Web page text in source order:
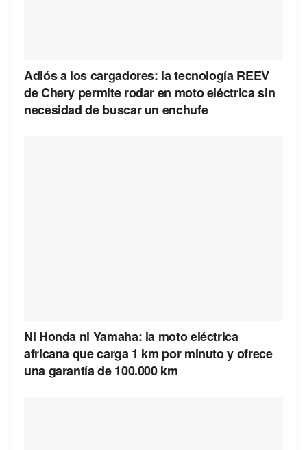
Adiós a los cargadores: la tecnología REEV
de Chery permite rodar en moto eléctrica sin
necesidad de buscar un enchufe
Ni Honda ni Yamaha: la moto eléctrica
africana que carga 1 km por minuto y ofrece
una garantía de 100.000 km